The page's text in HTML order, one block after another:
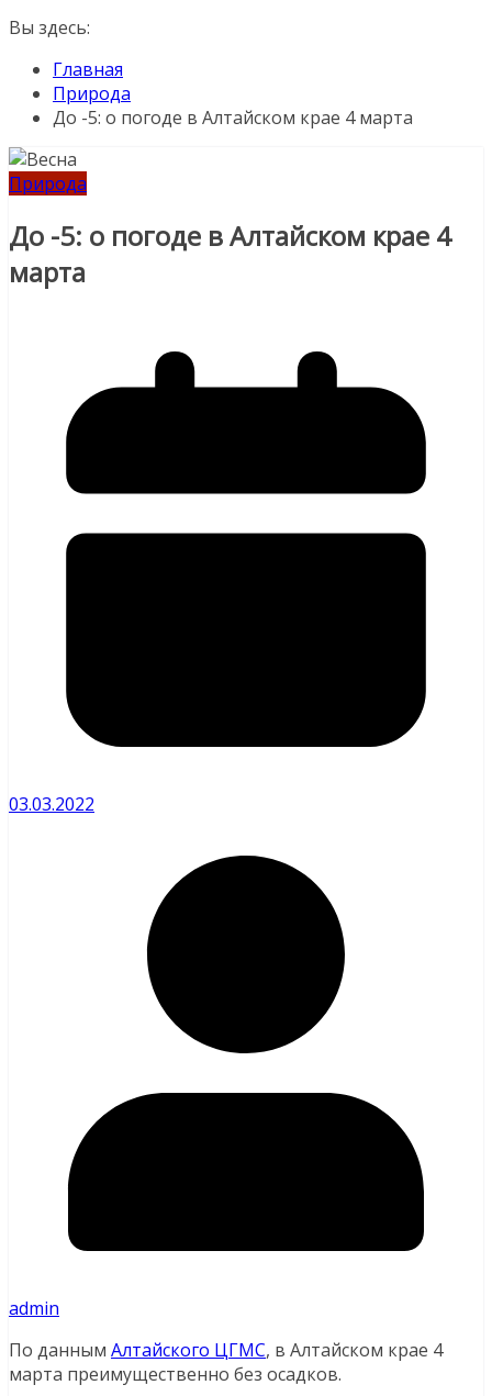
Вы здесь:
Главная
Природа
До -5: о погоде в Алтайском крае 4 марта
Природа
До -5: о погоде в Алтайском крае 4
марта
03.03.2022
admin
По данным Алтайского ЦГМС, в Алтайском крае 4
марта преимущественно без осадков.